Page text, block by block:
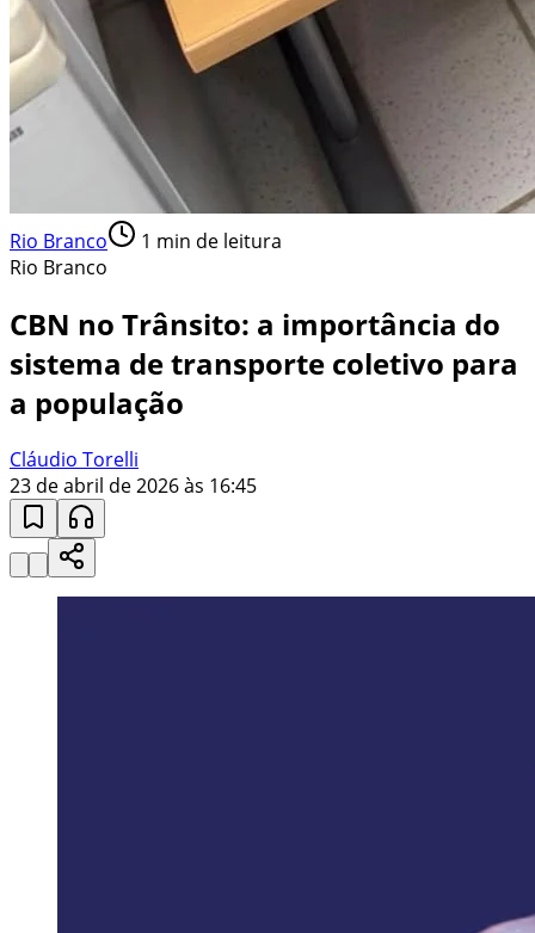
Rio Branco 1 min de leitura
Rio Branco
CBN no Trânsito: a importância do
sistema de transporte coletivo para
a população
Cláudio Torelli
23 de abril de 2026 às 16:45